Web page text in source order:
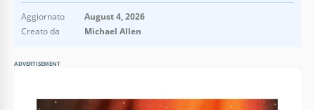
Aggiornato
August 4, 2026
Creato da
Michael Allen
ADVERTISEMENT